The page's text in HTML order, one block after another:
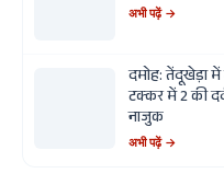
अभी पढ़ें →
दमोह: तेंदूखेड़ा में
टक्कर में 2 की
नाजुक
अभी पढ़ें →